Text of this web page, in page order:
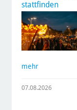
stattfinden
mehr
07.08.2026